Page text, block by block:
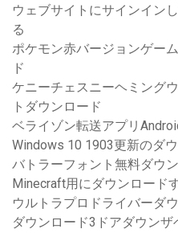
ウェブサイトにサインイン
る
ポケモン赤バージョンゲー
ド
ケニーチェスニーヘミング
トダウンロード
ベライゾン転送アプリ
Windows 10 1903更新のダ
バトラーフォント無料ダウ
Minecraft用にダウンロード
ウルトラプロドライバーダ
ダウンロード3ドアダウン